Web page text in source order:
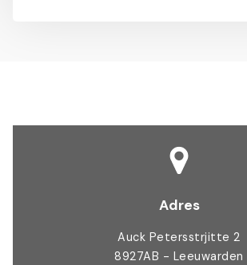
Adres
Auck Petersstrjitte 2
8927AB - Leeuwarden